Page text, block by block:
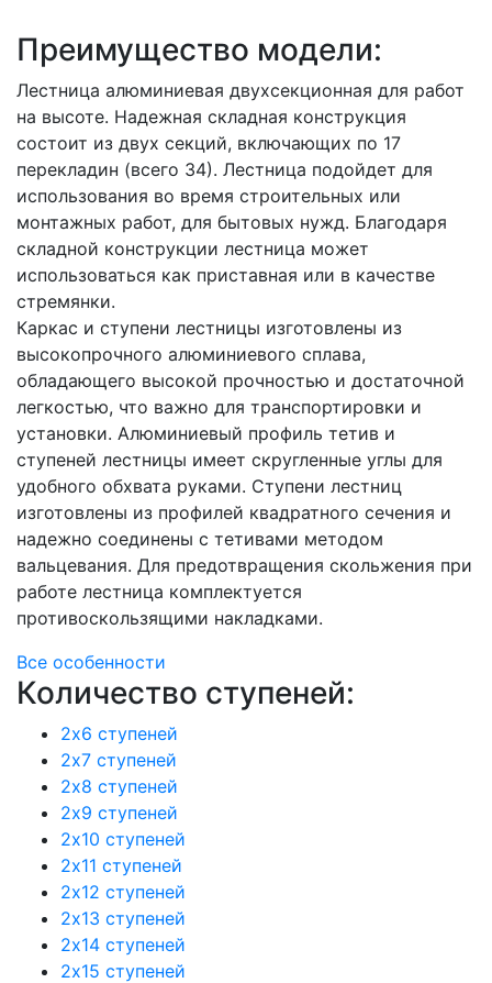
Преимущество модели:
Лестница алюминиевая двухсекционная для работ
на высоте. Надежная складная конструкция
состоит из двух секций, включающих по 17
перекладин (всего 34). Лестница подойдет для
использования во время строительных или
монтажных работ, для бытовых нужд. Благодаря
складной конструкции лестница может
использоваться как приставная или в качестве
стремянки.
Каркас и ступени лестницы изготовлены из
высокопрочного алюминиевого сплава,
обладающего высокой прочностью и достаточной
легкостью, что важно для транспортировки и
установки. Алюминиевый профиль тетив и
ступеней лестницы имеет скругленные углы для
удобного обхвата руками. Ступени лестниц
изготовлены из профилей квадратного сечения и
надежно соединены с тетивами методом
вальцевания. Для предотвращения скольжения при
работе лестница комплектуется
противоскользящими накладками.
Все особенности
Количество ступеней:
2х6 ступеней
2х7 ступеней
2х8 ступеней
2х9 ступеней
2х10 ступеней
2х11 ступеней
2х12 ступеней
2х13 ступеней
2х14 ступеней
2х15 ступеней